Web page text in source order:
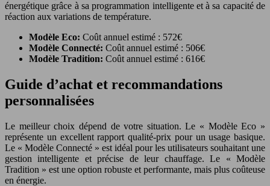
énergétique grâce à sa programmation intelligente et à sa capacité de
réaction aux variations de température.
Modèle Eco: Coût annuel estimé : 572€
Modèle Connecté: Coût annuel estimé : 506€
Modèle Tradition: Coût annuel estimé : 616€
Guide d’achat et recommandations
personnalisées
Le meilleur choix dépend de votre situation. Le « Modèle Eco »
représente un excellent rapport qualité-prix pour un usage basique.
Le « Modèle Connecté » est idéal pour les utilisateurs souhaitant une
gestion intelligente et précise de leur chauffage. Le « Modèle
Tradition » est une option robuste et performante, mais plus coûteuse
en énergie.